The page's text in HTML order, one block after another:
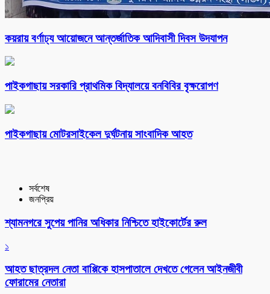
কয়রায় বর্ণাঢ্য আয়োজনে আন্তর্জাতিক আদিবাসী দিবস উদযাপন
পাইকগাছায় সরকারি প্রাথমিক বিদ্যালয়ে বনবিবির বৃক্ষরোপণ
পাইকগাছায় মোটরসাইকেল দুর্ঘটনায় সাংবাদিক আহত
সর্বশেষ
জনপ্রিয়
শ্যামনগরে সুপেয় পানির অধিকার নিশ্চিতে হাইকোর্টের রুল
১
আহত ছাত্রদল নেতা বাপ্পিকে হাসপাতালে দেখতে গেলেন আইনজীবী
ফোরামের নেতারা